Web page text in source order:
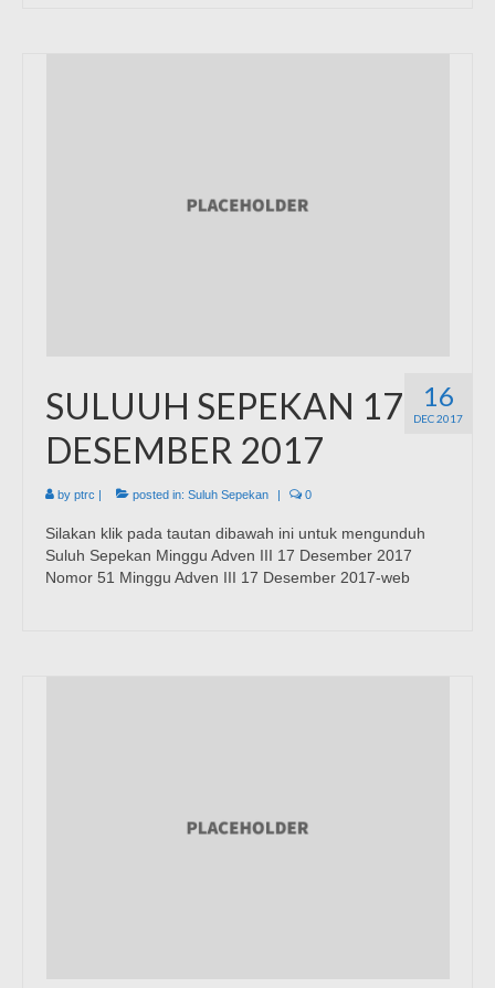
16
DEC 2017
SULUUH SEPEKAN 17
DESEMBER 2017
by ptrc | posted in: Suluh Sepekan | 0
Silakan klik pada tautan dibawah ini untuk mengunduh
Suluh Sepekan Minggu Adven III 17 Desember 2017
Nomor 51 Minggu Adven III 17 Desember 2017-web